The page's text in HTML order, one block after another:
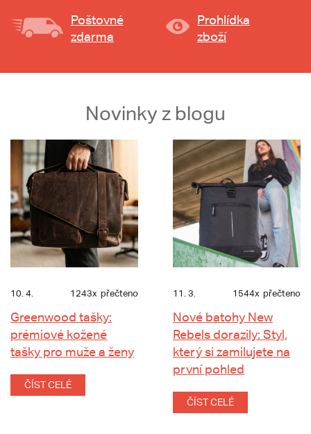
Poštovné
zdarma
Prohlídka
zboží
Novinky z blogu
10. 4. 1243x přečteno
Greenwood tašky:
prémiové kožené
tašky pro muže a ženy
ČÍST CELÉ
11. 3. 1544x přečteno
Nové batohy New
Rebels dorazily: Styl,
který si zamilujete na
první pohled
ČÍST CELÉ